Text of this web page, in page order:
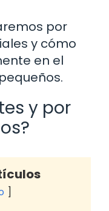
por
y cómo
en el
y por